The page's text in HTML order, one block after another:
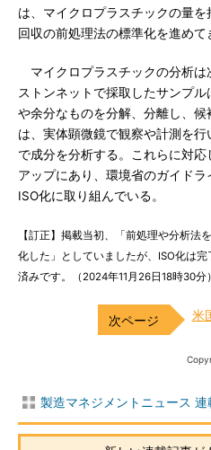
は、マイクロプラスチックの量
回収の前処理法の標準化を進めて
マイクロプラスチックの分析は
ストンネットで採取したサンプ
や余分なものを分解、分離し、
は、実体顕微鏡で観察や計測を
で成分を分析する。これらに対
アップにあり、環境省のガイド
ISO化に取り組んでいる。
【訂正】掲載当初、「前処理や分析法
化した」としていましたが、ISO化は
済みです。（2024年11月26日18時30分）
米
製造マネジメントニュース 連